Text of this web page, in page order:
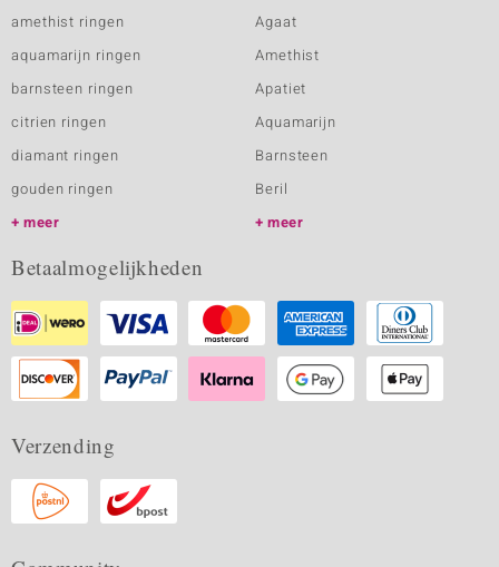
amethist ringen
aquamarijn ringen
barnsteen ringen
citrien ringen
diamant ringen
gouden ringen
meer
Agaat
Amethist
Apatiet
Aquamarijn
Barnsteen
Beril
meer
Betaalmogelijkheden
Verzending